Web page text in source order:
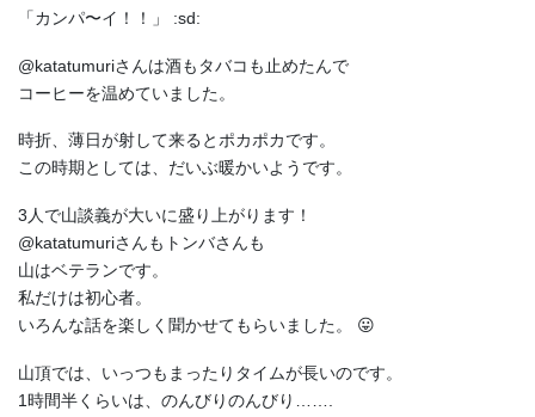
「カンパ〜イ！！」 :sd:
@katatumuriさんは酒もタバコも止めたんで
コーヒーを温めていました。
時折、薄日が射して来るとポカポカです。
この時期としては、だいぶ暖かいようです。
3人で山談義が大いに盛り上がります！
@katatumuriさんもトンバさんも
山はベテランです。
私だけは初心者。
いろんな話を楽しく聞かせてもらいました。 😛
山頂では、いっつもまったりタイムが長いのです。
1時間半くらいは、のんびりのんびり…….